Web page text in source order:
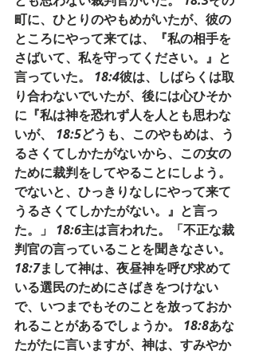
町に、ひとりのやもめがいたが、彼の
ところにやって来ては、『私の相手を
さばいて、私を守ってください。』と
言っていた。 18:4彼は、しばらくは取
り合わないでいたが、後には心ひそか
に『私は神を恐れず人を人とも思わな
いが、 18:5どうも、このやもめは、う
るさくてしかたがないから、この女の
ために裁判をしてやることにしよう。
でないと、ひっきりなしにやって来て
うるさくてしかたがない。』と言っ
た。」 18:6主は言われた。「不正な裁
判官の言っていることを聞きなさい。
18:7まして神は、夜昼神を呼び求めて
いる選民のためにさばきをつけない
で、いつまでもそのことを放っておか
れることがあるでしょうか。 18:8あな
たがたに言いますが、神は、すみやか